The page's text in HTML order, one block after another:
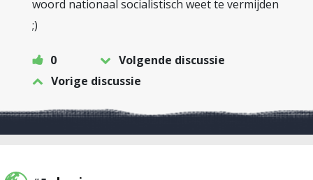
woord nationaal socialistisch weet te vermijden
;)
0
Volgende discussie
Vorige discussie